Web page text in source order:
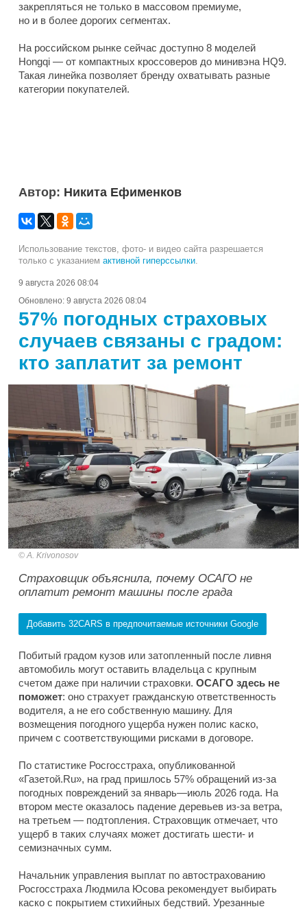
закрепляться не только в массовом премиуме,
но и в более дорогих сегментах.
На российском рынке сейчас доступно 8 моделей
Hongqi — от компактных кроссоверов до минивэна HQ9.
Такая линейка позволяет бренду охватывать разные
категории покупателей.
Автор: Никита Ефименков
Использование текстов, фото- и видео сайта разрешается
только с указанием активной гиперссылки.
9 августа 2026 08:04
Обновлено: 9 августа 2026 08:04
57% погодных страховых
случаев связаны с градом:
кто заплатит за ремонт
A. Krivonosov
Страховщик объяснила, почему ОСАГО не
оплатит ремонт машины после града
Добавить 32CARS в предпочитаемые источники Google
Побитый градом кузов или затопленный после ливня
автомобиль могут оставить владельца с крупным
счетом даже при наличии страховки. ОСАГО здесь не
поможет: оно страхует гражданскую ответственность
водителя, а не его собственную машину. Для
возмещения погодного ущерба нужен полис каско,
причем с соответствующими рисками в договоре.
По статистике Росгосстраха, опубликованной
«Газетой.Ru», на град пришлось 57% обращений из-за
погодных повреждений за январь—июль 2026 года. На
втором месте оказалось падение деревьев из-за ветра,
на третьем — подтопления. Страховщик отмечает, что
ущерб в таких случаях может достигать шести- и
семизначных сумм.
Начальник управления выплат по автострахованию
Росгосстраха Людмила Юсова рекомендует выбирать
каско с покрытием стихийных бедствий. Урезанные